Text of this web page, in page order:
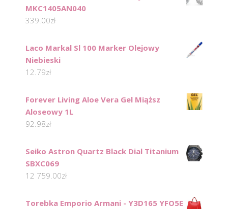
MKC1405AN040
339.00zł
Laco Markal Sl 100 Marker Olejowy
Niebieski
12.79zł
Forever Living Aloe Vera Gel Miąższ
Aloseowy 1L
92.98zł
Seiko Astron Quartz Black Dial Titanium
SBXC069
12 759.00zł
Torebka Emporio Armani - Y3D165 YFO5E